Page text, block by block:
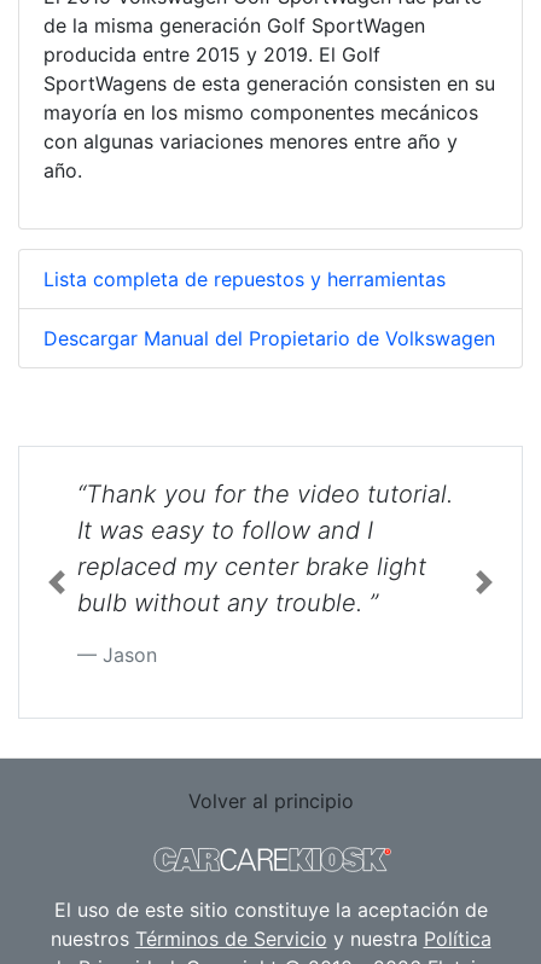
de la misma generación Golf SportWagen
producida entre 2015 y 2019. El Golf
SportWagens de esta generación consisten en su
mayoría en los mismo componentes mecánicos
con algunas variaciones menores entre año y
año.
Lista completa de repuestos y herramientas
Descargar Manual del Propietario de Volkswagen
“Thank you for the video tutorial.
It was easy to follow and I
replaced my center brake light
bulb without any trouble. ”
Jason
Previous Next
Volver al principio
El uso de este sitio constituye la aceptación de
nuestros Términos de Servicio y nuestra Política